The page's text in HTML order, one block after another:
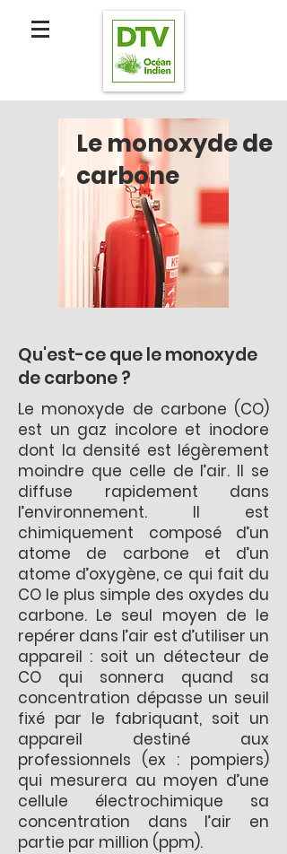
Le monoxyde de
carbone
Qu'est-ce que le monoxyde
de carbone ?
Le monoxyde de carbone (CO)
est un gaz incolore et inodore
dont la densité est légèrement
moindre que celle de l’air. Il se
diffuse rapidement dans
l’environnement. Il est
chimiquement composé d’un
atome de carbone et d’un
atome d’oxygène, ce qui fait du
CO le plus simple des oxydes du
carbone. Le seul moyen de le
repérer dans l’air est d’utiliser un
appareil : soit un détecteur de
CO qui sonnera quand sa
concentration dépasse un seuil
fixé par le fabriquant, soit un
appareil destiné aux
professionnels (ex : pompiers)
qui mesurera au moyen d’une
cellule électrochimique sa
concentration dans l’air en
partie par million (ppm).